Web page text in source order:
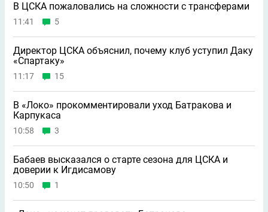
В ЦСКА пожаловались на сложности с трансферами
11:41 5
Директор ЦСКА объяснил, почему клуб уступил Даку
«Спартаку»
11:17 15
В «Локо» прокомментировали уход Батракова и
Карпукаса
10:58 3
Бабаев высказался о старте сезона для ЦСКА и
доверии к Игдисамову
10:50 1